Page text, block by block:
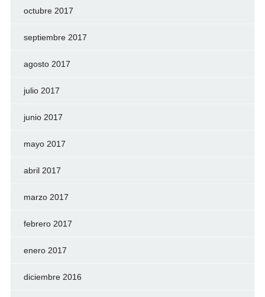
octubre 2017
septiembre 2017
agosto 2017
julio 2017
junio 2017
mayo 2017
abril 2017
marzo 2017
febrero 2017
enero 2017
diciembre 2016